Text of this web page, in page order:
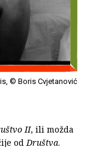
© Boris Cvjetanović
II, ili možda
odDruštva.